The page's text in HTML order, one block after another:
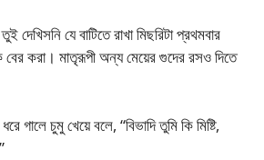
দেখিসনি যে বাটিতে রাখা মিছরিটা প্রথমবার
করা। মাতৃরূপী অন্য মেয়ের গুদের রসও দিতে
গালে চুমু খেয়ে বলে, “বিভাদি তুমি কি মিষ্টি,